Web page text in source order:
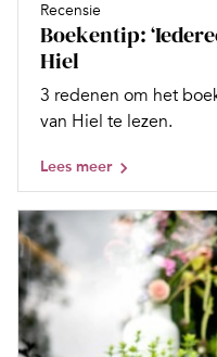
Recensie
Boekentip:
Hiel
3 redenen om het
van Hiel te lezen.
Lees meer